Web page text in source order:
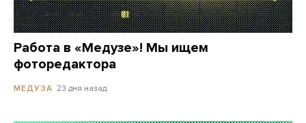
Работа в «Медузе»! Мы ищем
фоторедактора
МЕДУЗА 23 дня назад